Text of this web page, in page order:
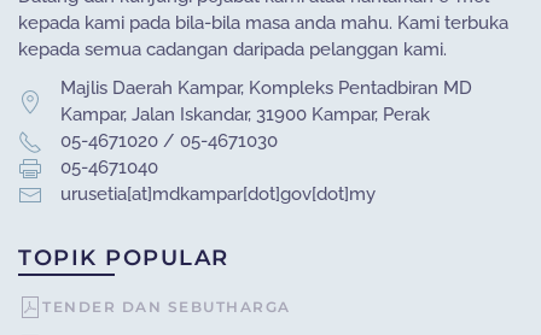
kepada kami pada bila-bila masa anda mahu. Kami terbuka
kepada semua cadangan daripada pelanggan kami.
Majlis Daerah Kampar, Kompleks Pentadbiran MD
Kampar, Jalan Iskandar, 31900 Kampar, Perak
05-4671020 / 05-4671030
05-4671040
urusetia[at]mdkampar[dot]gov[dot]my
TOPIK POPULAR
TENDER DAN SEBUTHARGA